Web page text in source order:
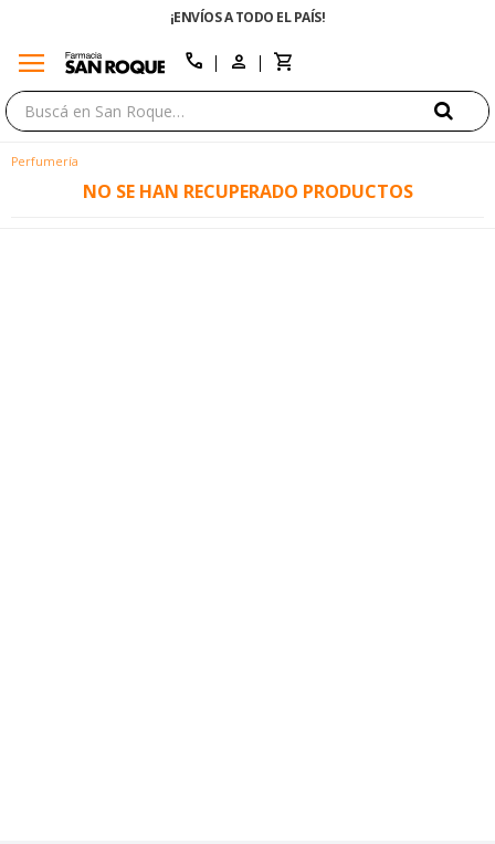
¡ENVÍOS A TODO EL PAÍS!
menu call
Perfumería
NO SE HAN RECUPERADO PRODUCTOS
close